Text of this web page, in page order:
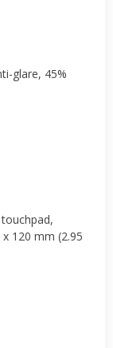
glare, 45%
120 mm (2.95